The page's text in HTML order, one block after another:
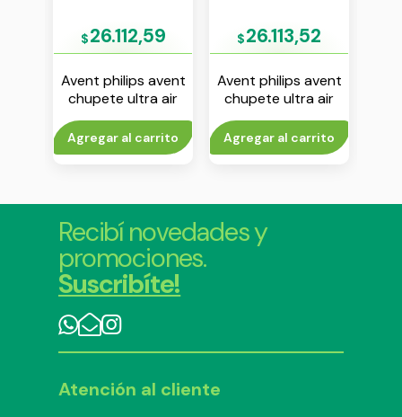
$26.112,59
Avent philips avent
chupete ultra air
18m+ nene env x 2
Agregar al carrito
$26.113,52
Avent philips avent
chupete ultra air
unicornio 6-18 m
nena env x 2
Agregar al carrito
Recibí novedades y
promociones.
Suscribíte!
Atención al cliente